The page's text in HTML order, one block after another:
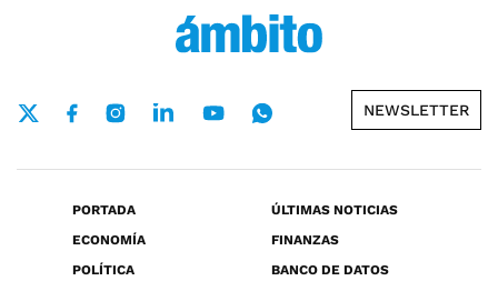
NEWSLETTER
PORTADA
ÚLTIMAS NOTICIAS
ECONOMÍA
FINANZAS
POLÍTICA
BANCO DE DATOS